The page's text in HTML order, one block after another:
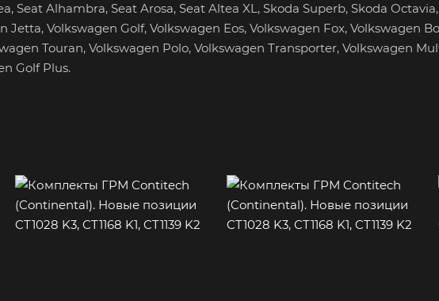
Seat Alhambra, Seat Arosa, Seat Altea XL, Skoda Superb, Skoda
Jetta, Volkswagen Golf, Volkswagen Eos, Volkswagen Fox, Volkswagen
Touran, Volkswagen Polo, Volkswagen Transporter, Volkswagen
Golf Plus.